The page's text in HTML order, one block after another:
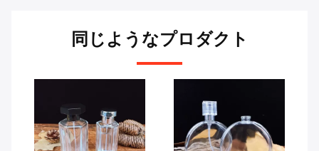
同じようなプロダクト